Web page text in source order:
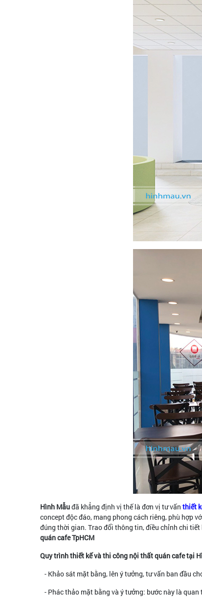
Hình Mẫuđã khẳng định vị thế là đơn vị tư vấn thiết
concept độc đáo, mang phong cách riêng, phù hợp
đúng thời gian. Trao đổi thông tin, điều chỉnh chi
quán cafe TpHCM
Quy trình thiết kế và thi công nội thất quán cafe tại
- Khảo sát mặt bằng, lên ý tưởng, tư vấn ban đầu
- Phác thảo mặt bằng và ý tưởng: bước này là